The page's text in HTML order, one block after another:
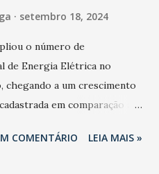
setembro 18, 2024
o número de
de Energia Elétrica no
a um crescimento
em comparação ao
estão cadastrados no
COMENTÁRIO LEIA MAIS »